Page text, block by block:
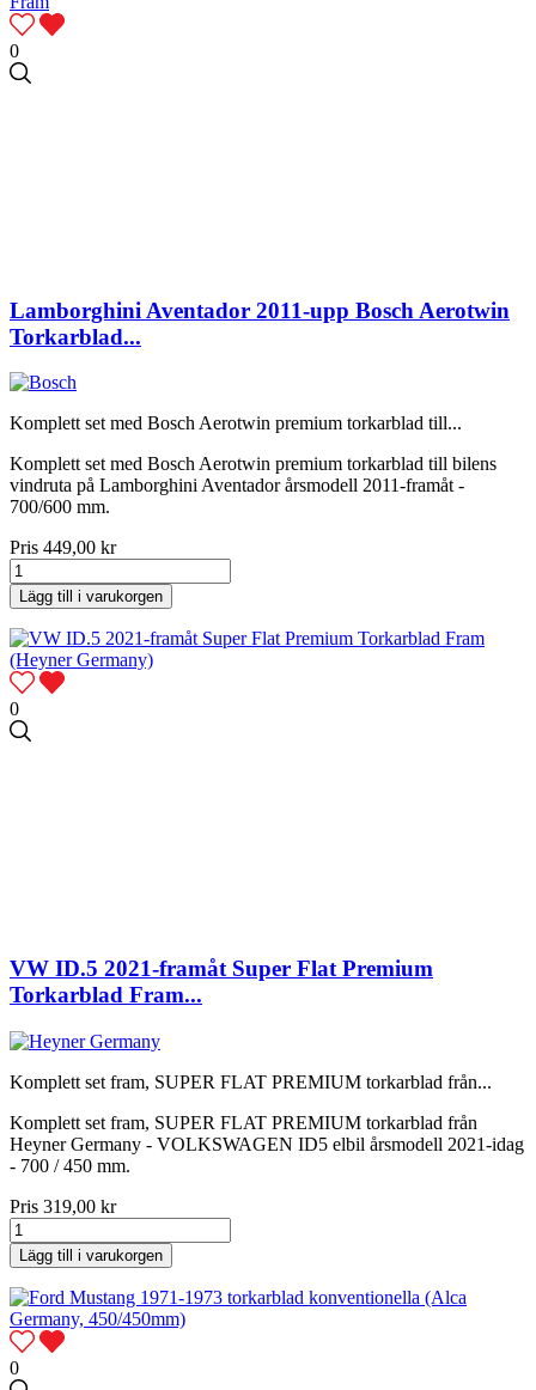
0
Lamborghini Aventador 2011-upp Bosch Aerotwin
Torkarblad...
Komplett set med Bosch Aerotwin premium torkarblad till...
Komplett set med Bosch Aerotwin premium torkarblad till bilens
vindruta på Lamborghini Aventador årsmodell 2011-framåt -
700/600 mm.
Pris 449,00 kr
Lägg till i varukorgen
0
VW ID.5 2021-framåt Super Flat Premium
Torkarblad Fram...
Komplett set fram, SUPER FLAT PREMIUM torkarblad från...
Komplett set fram, SUPER FLAT PREMIUM torkarblad från
Heyner Germany - VOLKSWAGEN ID5 elbil årsmodell 2021-idag
- 700 / 450 mm.
Pris 319,00 kr
Lägg till i varukorgen
0